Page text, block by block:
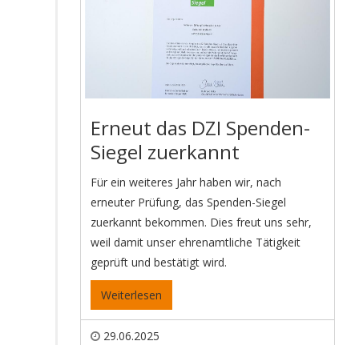
Erneut das DZI Spenden-
Siegel zuerkannt
Für ein weiteres Jahr haben wir, nach
erneuter Prüfung, das Spenden-Siegel
zuerkannt bekommen. Dies freut uns sehr,
weil damit unser ehrenamtliche Tätigkeit
geprüft und bestätigt wird.
Weiterlesen
29.06.2025